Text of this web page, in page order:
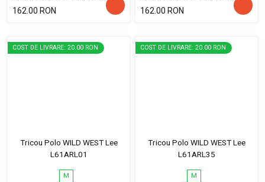
162.00 RON
162.00 RON
COST DE LIVRARE: 20.00 RON
Tricou Polo WILD WEST Lee
L61ARL01
M
COST DE LIVRARE: 20.00 RON
Tricou Polo WILD WEST Lee
L61ARL35
M